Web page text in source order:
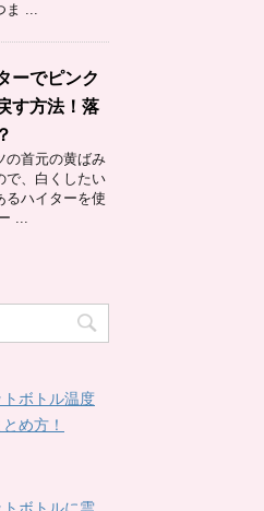
ま ...
ーでピンク
す方法！落
の首元の黄ばみ
で、白くしたい
るハイターを使
...
ボトル温度
め方！